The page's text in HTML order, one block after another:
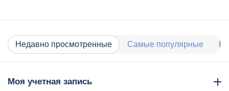
Недавно просмотренные Самые популярные
Моя учетная запись